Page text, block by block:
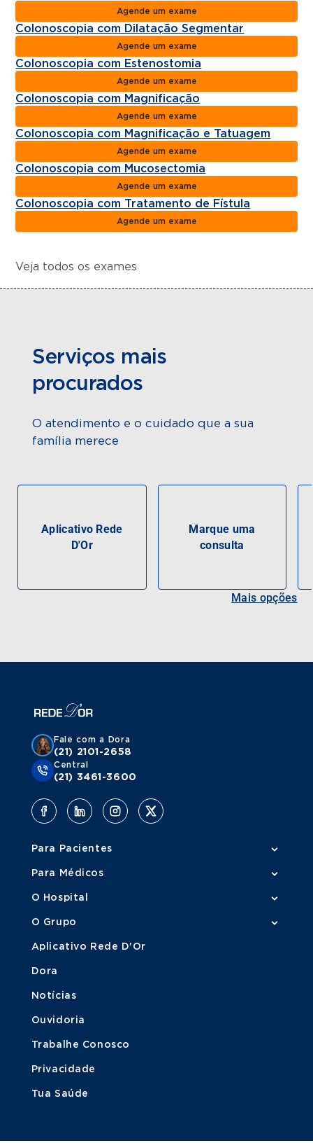
Agende um exame
Colonoscopia com Dilatação Segmentar
Agende um exame
Colonoscopia com Estenostomia
Agende um exame
Colonoscopia com Magnificação
Agende um exame
Colonoscopia com Magnificação e Tatuagem
Agende um exame
Colonoscopia com Mucosectomia
Agende um exame
Colonoscopia com Tratamento de Fístula
Agende um exame
Veja todos os exames
Serviços mais
procurados
O atendimento e o cuidado que a sua
família merece
Aplicativo Rede
D'Or
Marque uma
consulta
Mais opções
Fale com a Dora
(21) 2101-2658
Central
(21) 3461-3600
Para Pacientes
Para Médicos
O Hospital
O Grupo
Aplicativo Rede D'Or
Dora
Notícias
Ouvidoria
Trabalhe Conosco
Privacidade
Tua Saúde